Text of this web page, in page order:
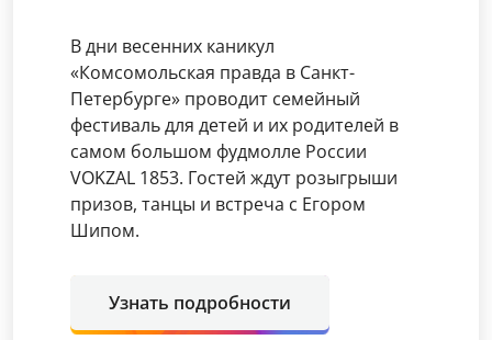
В дни весенних каникул
«Комсомольская правда в Санкт-
Петербурге» проводит семейный
фестиваль для детей и их родителей в
самом большом фудмолле России
VOKZAL 1853. Гостей ждут розыгрыши
призов, танцы и встреча с Егором
Шипом.
Узнать подробности